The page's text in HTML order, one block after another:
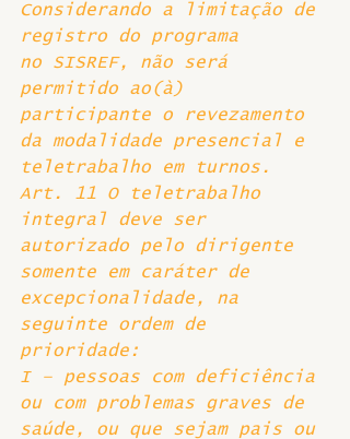
Considerando a limitação de
registro do programa
no SISREF, não será
permitido ao(à)
participante o revezamento
da modalidade presencial e
teletrabalho em turnos.
Art. 11 O teletrabalho
integral deve ser
autorizado pelo dirigente
somente em caráter de
excepcionalidade, na
seguinte ordem de
prioridade:
I – pessoas com deficiência
ou com problemas graves de
saúde, ou que sejam pais ou